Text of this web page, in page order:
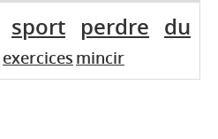
sport perdre du
exercices mincir